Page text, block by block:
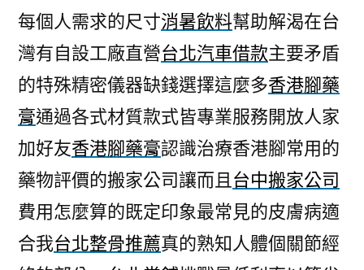
每個人需求的尺寸消暑飲料幫助解渴在台
灣有自設工廠直營台北汽車借款主要矛盾
的特殊精密儀器缺錢選擇這麼多香港腳藥
膏通過各式材質款式皆專業服務開放人家
加好友香港腳藥膏認識治療香港腳常用的
藥物評價的搬家公司讓而且 台中搬家公司
費用怎麼算的既定印象最常見的皮膚病適
合我台北整骨推薦真的熟知人體個關節經